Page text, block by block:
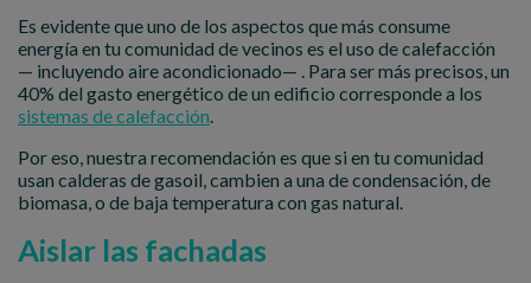
Es evidente que uno de los aspectos que más consume
energía en tu comunidad de vecinos es el uso de calefacción
— incluyendo aire acondicionado— . Para ser más precisos, un
40% del gasto energético de un edificio corresponde a los
sistemas de calefacción.
Por eso, nuestra recomendación es que si en tu comunidad
usan calderas de gasoil, cambien a una de condensación, de
biomasa, o de baja temperatura con gas natural.
Aislar las fachadas